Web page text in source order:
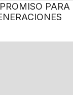
PARA